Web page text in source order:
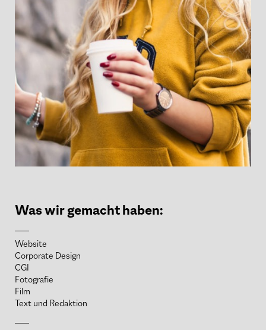
Was wir gemacht haben:
Website
Corporate Design
CGI
Fotografie
Film
Text und Redaktion